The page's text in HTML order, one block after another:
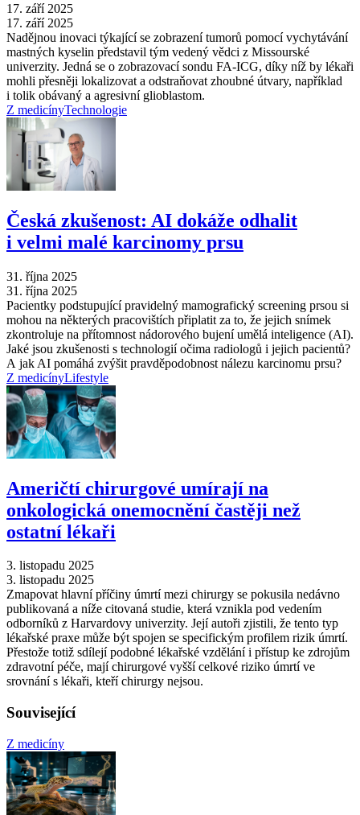
17. září 2025
17. září 2025
Nadějnou inovaci týkající se zobrazení tumorů pomocí vychytávání
mastných kyselin představil tým vedený vědci z Missourské
univerzity. Jedná se o zobrazovací sondu FA-ICG, díky níž by lékaři
mohli přesněji lokalizovat a odstraňovat zhoubné útvary, například
i tolik obávaný a agresivní glioblastom.
Z medicínyTechnologie
Česká zkušenost: AI dokáže odhalit
i velmi malé karcinomy prsu
31. října 2025
31. října 2025
Pacientky podstupující pravidelný mamografický screening prsou si
mohou na některých pracovištích připlatit za to, že jejich snímek
zkontroluje na přítomnost nádorového bujení umělá inteligence (AI).
Jaké jsou zkušenosti s technologií očima radiologů i jejich pacientů?
A jak AI pomáhá zvýšit pravděpodobnost nálezu karcinomu prsu?
Z medicínyLifestyle
Američtí chirurgové umírají na
onkologická onemocnění častěji než
ostatní lékaři
3. listopadu 2025
3. listopadu 2025
Zmapovat hlavní příčiny úmrtí mezi chirurgy se pokusila nedávno
publikovaná a níže citovaná studie, která vznikla pod vedením
odborníků z Harvardovy univerzity. Její autoři zjistili, že tento typ
lékařské praxe může být spojen se specifickým profilem rizik úmrtí.
Přestože totiž sdílejí podobné lékařské vzdělání i přístup ke zdrojům
zdravotní péče, mají chirurgové vyšší celkové riziko úmrtí ve
srovnání s lékaři, kteří chirurgy nejsou.
Související
Z medicíny